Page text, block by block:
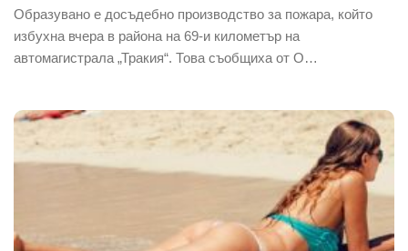
Образувано е досъдебно производство за пожара, който
избухна вчера в района на 69-и километър на
автомагистрала „Тракия“. Това съобщиха от О…